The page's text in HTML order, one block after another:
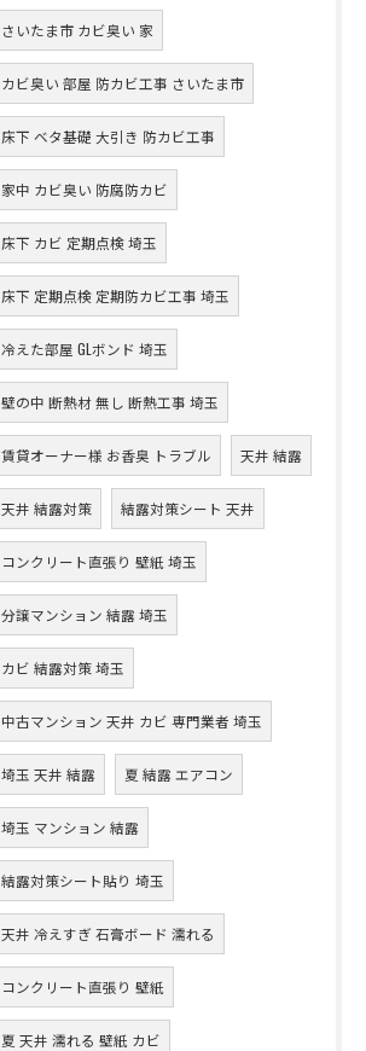
さいたま市 カビ臭い 家
カビ臭い 部屋 防カビ工事 さいたま市
床下 ベタ基礎 大引き 防カビ工事
家中 カビ臭い 防腐防カビ
床下 カビ 定期点検 埼玉
床下 定期点検 定期防カビ工事 埼玉
冷えた部屋 GLボンド 埼玉
壁の中 断熱材 無し 断熱工事 埼玉
賃貸オーナー様 お香臭 トラブル 天井 結露
天井 結露対策 結露対策シート 天井
コンクリート直張り 壁紙 埼玉
分譲マンション 結露 埼玉
カビ 結露対策 埼玉
中古マンション 天井 カビ 専門業者 埼玉
埼玉 天井 結露 夏 結露 エアコン
埼玉 マンション 結露
結露対策シート貼り 埼玉
天井 冷えすぎ 石膏ボード 濡れる
コンクリート直張り 壁紙
夏 天井 濡れる 壁紙 カビ